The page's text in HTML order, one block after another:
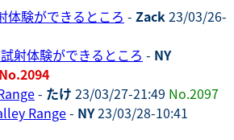
体験ができるところ - Zack23/03/26-
射体験ができるところ - NY
No.2094
- たけ 23/03/27-21:49 No.2097
Range- NY23/03/28-10:41